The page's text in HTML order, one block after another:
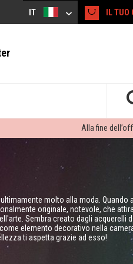
IT IL TUO
Alla fine
molto alla moda.
originale, notevole, che
Sembra creato dagli acquerelli
elemento decorativo nella
ti aspetta grazie ad esso!